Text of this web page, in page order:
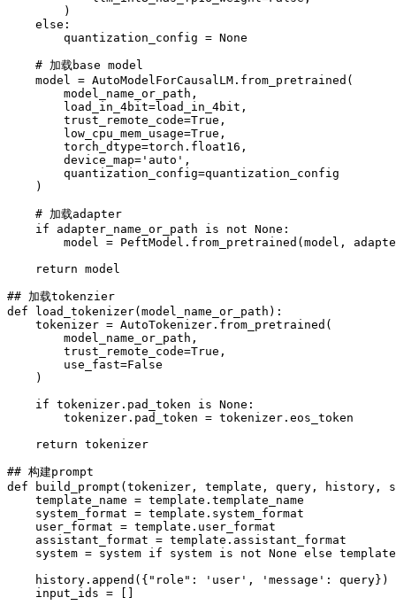
        )
    else:
        quantization_config = None
    # 加载base model
    model = AutoModelForCausalLM.from_pretrained(
        model_name_or_path,
        load_in_4bit=load_in_4bit,
        trust_remote_code=True,
        low_cpu_mem_usage=True,
        torch_dtype=torch.float16,
        device_map='auto',
        quantization_config=quantization_config
    )
    # 加载adapter
    if adapter_name_or_path is not None:
model = PeftModel.from_pretrained(model,
    return model
## 加载tokenzier
def load_tokenizer(model_name_or_path):
    tokenizer = AutoTokenizer.from_pretrained(
        model_name_or_path,
        trust_remote_code=True,
        use_fast=False
    )
    if tokenizer.pad_token is None:
        tokenizer.pad_token = tokenizer.eos_token
    return tokenizer
## 构建prompt
def build_prompt(tokenizer, template, query, history,
    template_name = template.template_name
    system_format = template.system_format
    user_format = template.user_format
    assistant_format = template.assistant_format
system = system if system is not None else
    history.append({"role": 'user', 'message': query})
    input_ids = []